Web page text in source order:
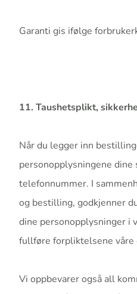
Garanti gis ifølge
11. Taushetsplikt,
Når du legger inn
personopplysningene dine
telefonnummer. I
og bestilling, godkjenner
dine personopplysninger i
fullføre forpliktelsene våre
Vi oppbevarer også all